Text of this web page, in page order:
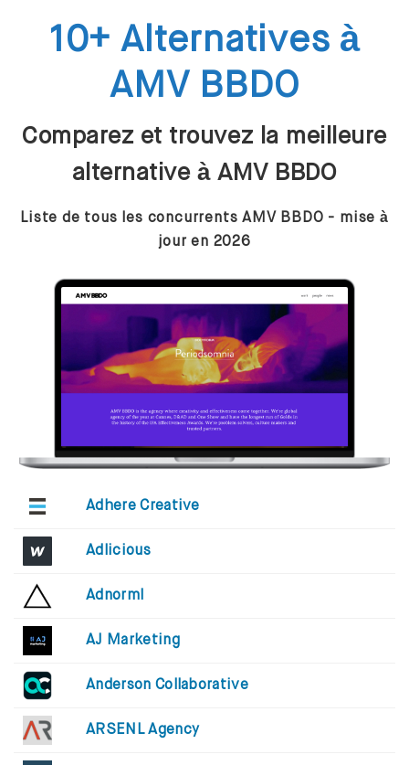
10+ Alternatives à
AMV BBDO
Comparez et trouvez la meilleure
alternative à AMV BBDO
Liste de tous les concurrents AMV BBDO - mise à
jour en 2026
Adhere Creative
Adlicious
Adnorml
AJ Marketing
Anderson Collaborative
ARSENL Agency